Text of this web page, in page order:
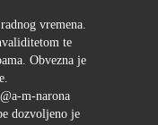
vremena.
te
Obvezna je
m-narona
dozvoljeno je